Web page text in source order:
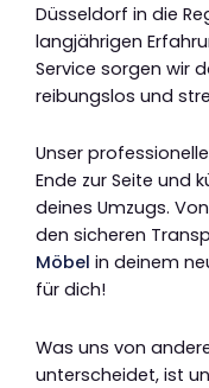
Düsseldorf in die
langjährigen
Service sorgen wir
reibungslos und
Unser
Ende zur Seite und
deines Umzugs.
den sicheren
Möbel in deinem
für dich!
Was uns von
unterscheidet, ist